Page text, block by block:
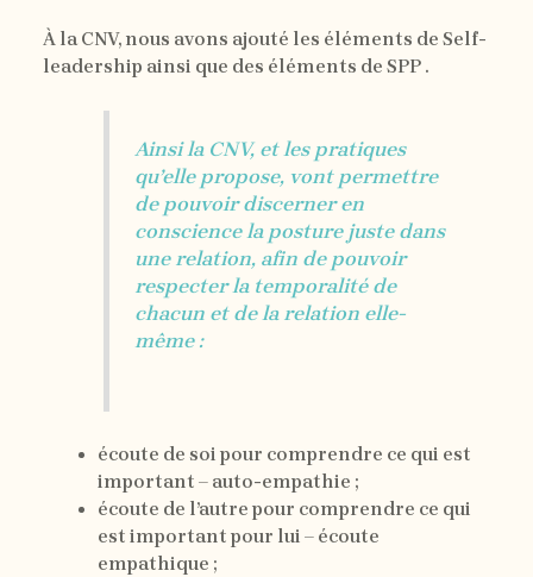
À la CNV, nous avons ajouté les éléments de Self-
leadership ainsi que des éléments de SPP.
Ainsi la CNV, et les pratiques
qu’elle propose, vont permettre
de pouvoir discerner en
conscience la posture juste dans
une relation, afin de pouvoir
respecter la temporalité de
chacun et de la relation elle-
même :
écoute de soi pour comprendre ce qui est
important – auto-empathie ;
écoute de l’autre pour comprendre ce qui
est important pour lui – écoute
empathique ;